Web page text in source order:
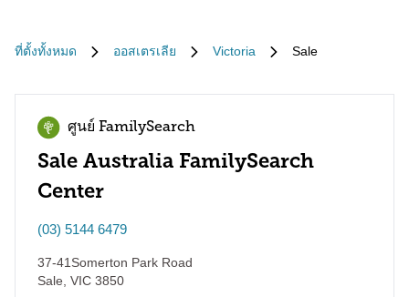
ที่ตั้งทั้งหมด ออสเตรเลีย Victoria Sale
ศูนย์ FamilySearch
Sale Australia FamilySearch
Center
(03) 5144 6479
37-41Somerton Park Road
Sale VIC 3850